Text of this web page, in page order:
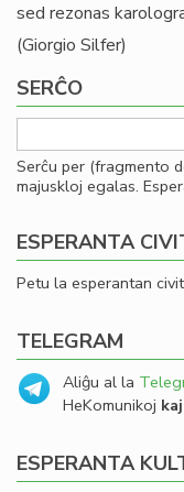
sed rezonas
(Giorgio Silfer)
SERĈO
Serĉu per (fragmento
majuskloj egalas.
ESPERANTA
Petu la esperantan
TELEGRAM
Aliĝu al la
HeKomunikoj
ESPERANTA